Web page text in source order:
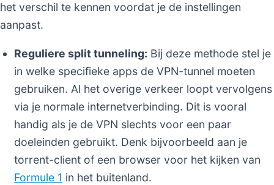
het verschil te kennen voordat je de instellingen
aanpast.
Reguliere split tunneling: Bij deze methode stel je
in welke specifieke apps de VPN-tunnel moeten
gebruiken. Al het overige verkeer loopt vervolgens
via je normale internetverbinding. Dit is vooral
handig als je de VPN slechts voor een paar
doeleinden gebruikt. Denk bijvoorbeeld aan je
torrent-client of een browser voor het kijken van
Formule 1 in het buitenland.